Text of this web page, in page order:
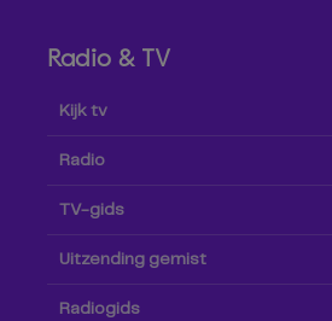
Radio & TV
Kijk tv
Radio
TV-gids
Uitzending gemist
Radiogids